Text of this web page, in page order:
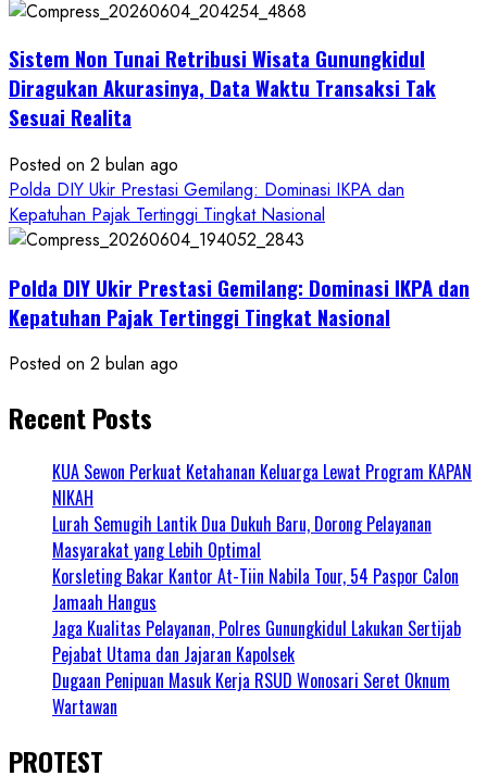
Sistem Non Tunai Retribusi Wisata Gunungkidul
Diragukan Akurasinya, Data Waktu Transaksi Tak
Sesuai Realita
Posted on 2 bulan ago
Polda DIY Ukir Prestasi Gemilang: Dominasi IKPA dan
Kepatuhan Pajak Tertinggi Tingkat Nasional
Polda DIY Ukir Prestasi Gemilang: Dominasi IKPA dan
Kepatuhan Pajak Tertinggi Tingkat Nasional
Posted on 2 bulan ago
Recent Posts
KUA Sewon Perkuat Ketahanan Keluarga Lewat Program KAPAN
NIKAH
Lurah Semugih Lantik Dua Dukuh Baru, Dorong Pelayanan
Masyarakat yang Lebih Optimal
Korsleting Bakar Kantor At-Tiin Nabila Tour, 54 Paspor Calon
Jamaah Hangus
Jaga Kualitas Pelayanan, Polres Gunungkidul Lakukan Sertijab
Pejabat Utama dan Jajaran Kapolsek
Dugaan Penipuan Masuk Kerja RSUD Wonosari Seret Oknum
Wartawan
PROTEST